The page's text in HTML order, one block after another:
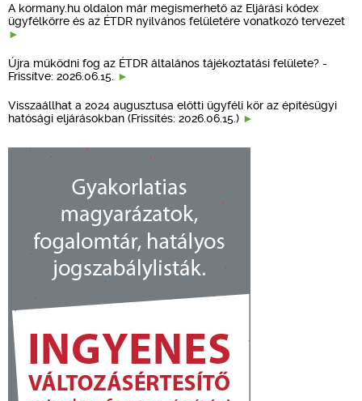
A kormany.hu oldalon már megismerhető az Eljárási kódex
ügyfélkörre és az ÉTDR nyilvános felületére vonatkozó tervezet
Újra működni fog az ÉTDR általános tájékoztatási felülete? -
Frissítve: 2026.06.15.
Visszaállhat a 2024 augusztusa előtti ügyféli kör az építésügyi
hatósági eljárásokban (Frissítés: 2026.06.15.)